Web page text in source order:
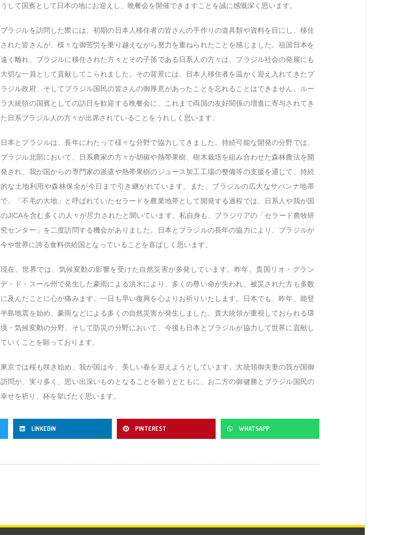
うして国賓として日本の地にお迎えし、晩餐会を開催できますことを誠に感慨深く思います。
ブラジルを訪問した際には、初期の日本人移住者の皆さんの手作りの道具類や資料を目にし、移住
された皆さんが、様々な御苦労を乗り越えながら努力を重ねられたことを感じました。祖国日本を
遠く離れ、ブラジルに移住された方々とその子孫である日系人の方々は、ブラジル社会の発展にも
大切な一員として貢献してこられました。その背景には、日本人移住者を温かく迎え入れてきたブ
ラジル政府、そしてブラジル国民の皆さんの御厚意があったことを忘れることはできません。ルー
ラ大統領の国賓としての訪日を歓迎する晩餐会に、これまで両国の友好関係の増進に寄与されてき
た日系ブラジル人の方々が出席されていることをうれしく思います。
日本とブラジルは、長年にわたって様々な分野で協力してきました。持続可能な開発の分野では、
ブラジル北部において、日系農家の方々が胡椒や熱帯果樹、樹木栽培を組み合わせた森林農法を開
発され、我が国からの専門家の派遣や熱帯果樹のジュース加工工場の整備等の支援を通じて、持続
的な土地利用や森林保全が今日まで引き継がれています。また、ブラジルの広大なサバンナ地帯
で、「不毛の大地」と呼ばれていたセラードを農業地帯として開発する過程では、日系人や我が国
のJICAを含む多くの人々が尽力されたと聞いています。私自身も、ブラジリアの「セラード農牧研
究センター」を二度訪問する機会がありました。日本とブラジルの長年の協力により、ブラジルが
今や世界に誇る食料供給国となっていることを喜ばしく思います。
現在、世界では、気候変動の影響を受けた自然災害が多発しています。昨年、貴国リオ・グラン
デ・ド・スール州で発生した豪雨による洪水により、多くの尊い命が失われ、被災された方も多数
に及んだことに心が痛みます。一日も早い復興を心よりお祈りいたします。日本でも、昨年、能登
半島地震を始め、豪雨などによる多くの自然災害が発生しました。貴大統領が重視しておられる環
境・気候変動の分野、そして防災の分野において、今後も日本とブラジルが協力して世界に貢献し
ていくことを願っております。
東京では桜も咲き始め、我が国は今、美しい春を迎えようとしています。大統領御夫妻の我が国御
訪問が、実り多く、思い出深いものとなることを願うとともに、お二方の御健勝とブラジル国民の
幸せを祈り、杯を挙げたく思います。
LINKEDIN PINTEREST WHATSAPP